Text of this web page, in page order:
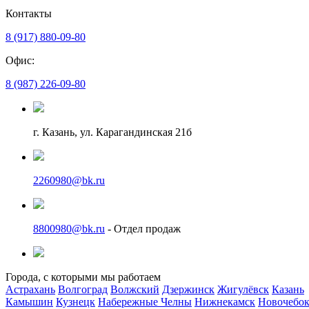
Контакты
8 (917) 880-09-80
Офис:
8 (987) 226-09-80
г. Казань, ул. Карагандинская 21б
2260980@bk.ru
8800980@bk.ru - Отдел продаж
Города, с которыми мы работаем
Астрахань Волгоград Волжский Дзержинск Жигулёвск Казань
Камышин Кузнецк Набережные Челны Нижнекамск